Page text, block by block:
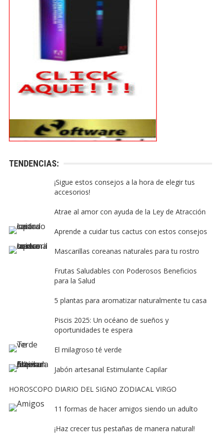
TENDENCIAS:
¡Sigue estos consejos a la hora de elegir tus
accesorios!
Atrae al amor con ayuda de la Ley de Atracción
Aprende a cuidar tus cactus con estos consejos
Mascarillas coreanas naturales para tu rostro
Frutas Saludables con Poderosos Beneficios
para la Salud
5 plantas para aromatizar naturalmente tu casa
Piscis 2025: Un océano de sueños y
oportunidades te espera
El milagroso té verde
Jabón artesanal Estimulante Capilar
HOROSCOPO DIARIO DEL SIGNO ZODIACAL VIRGO
11 formas de hacer amigos siendo un adulto
¡Haz crecer tus pestañas de manera natural!